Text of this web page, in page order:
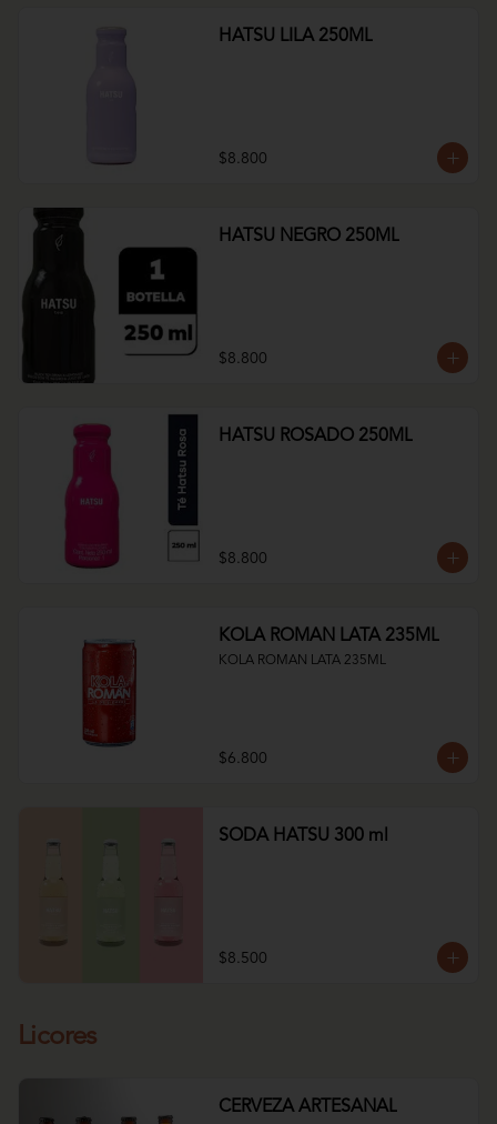
HATSU LILA 250ML
$8.800
HATSU NEGRO 250ML
$8.800
HATSU ROSADO 250ML
$8.800
KOLA ROMAN LATA 235ML
KOLA ROMAN LATA 235ML
$6.800
SODA HATSU 300 ml
$8.500
Licores
CERVEZA ARTESANAL